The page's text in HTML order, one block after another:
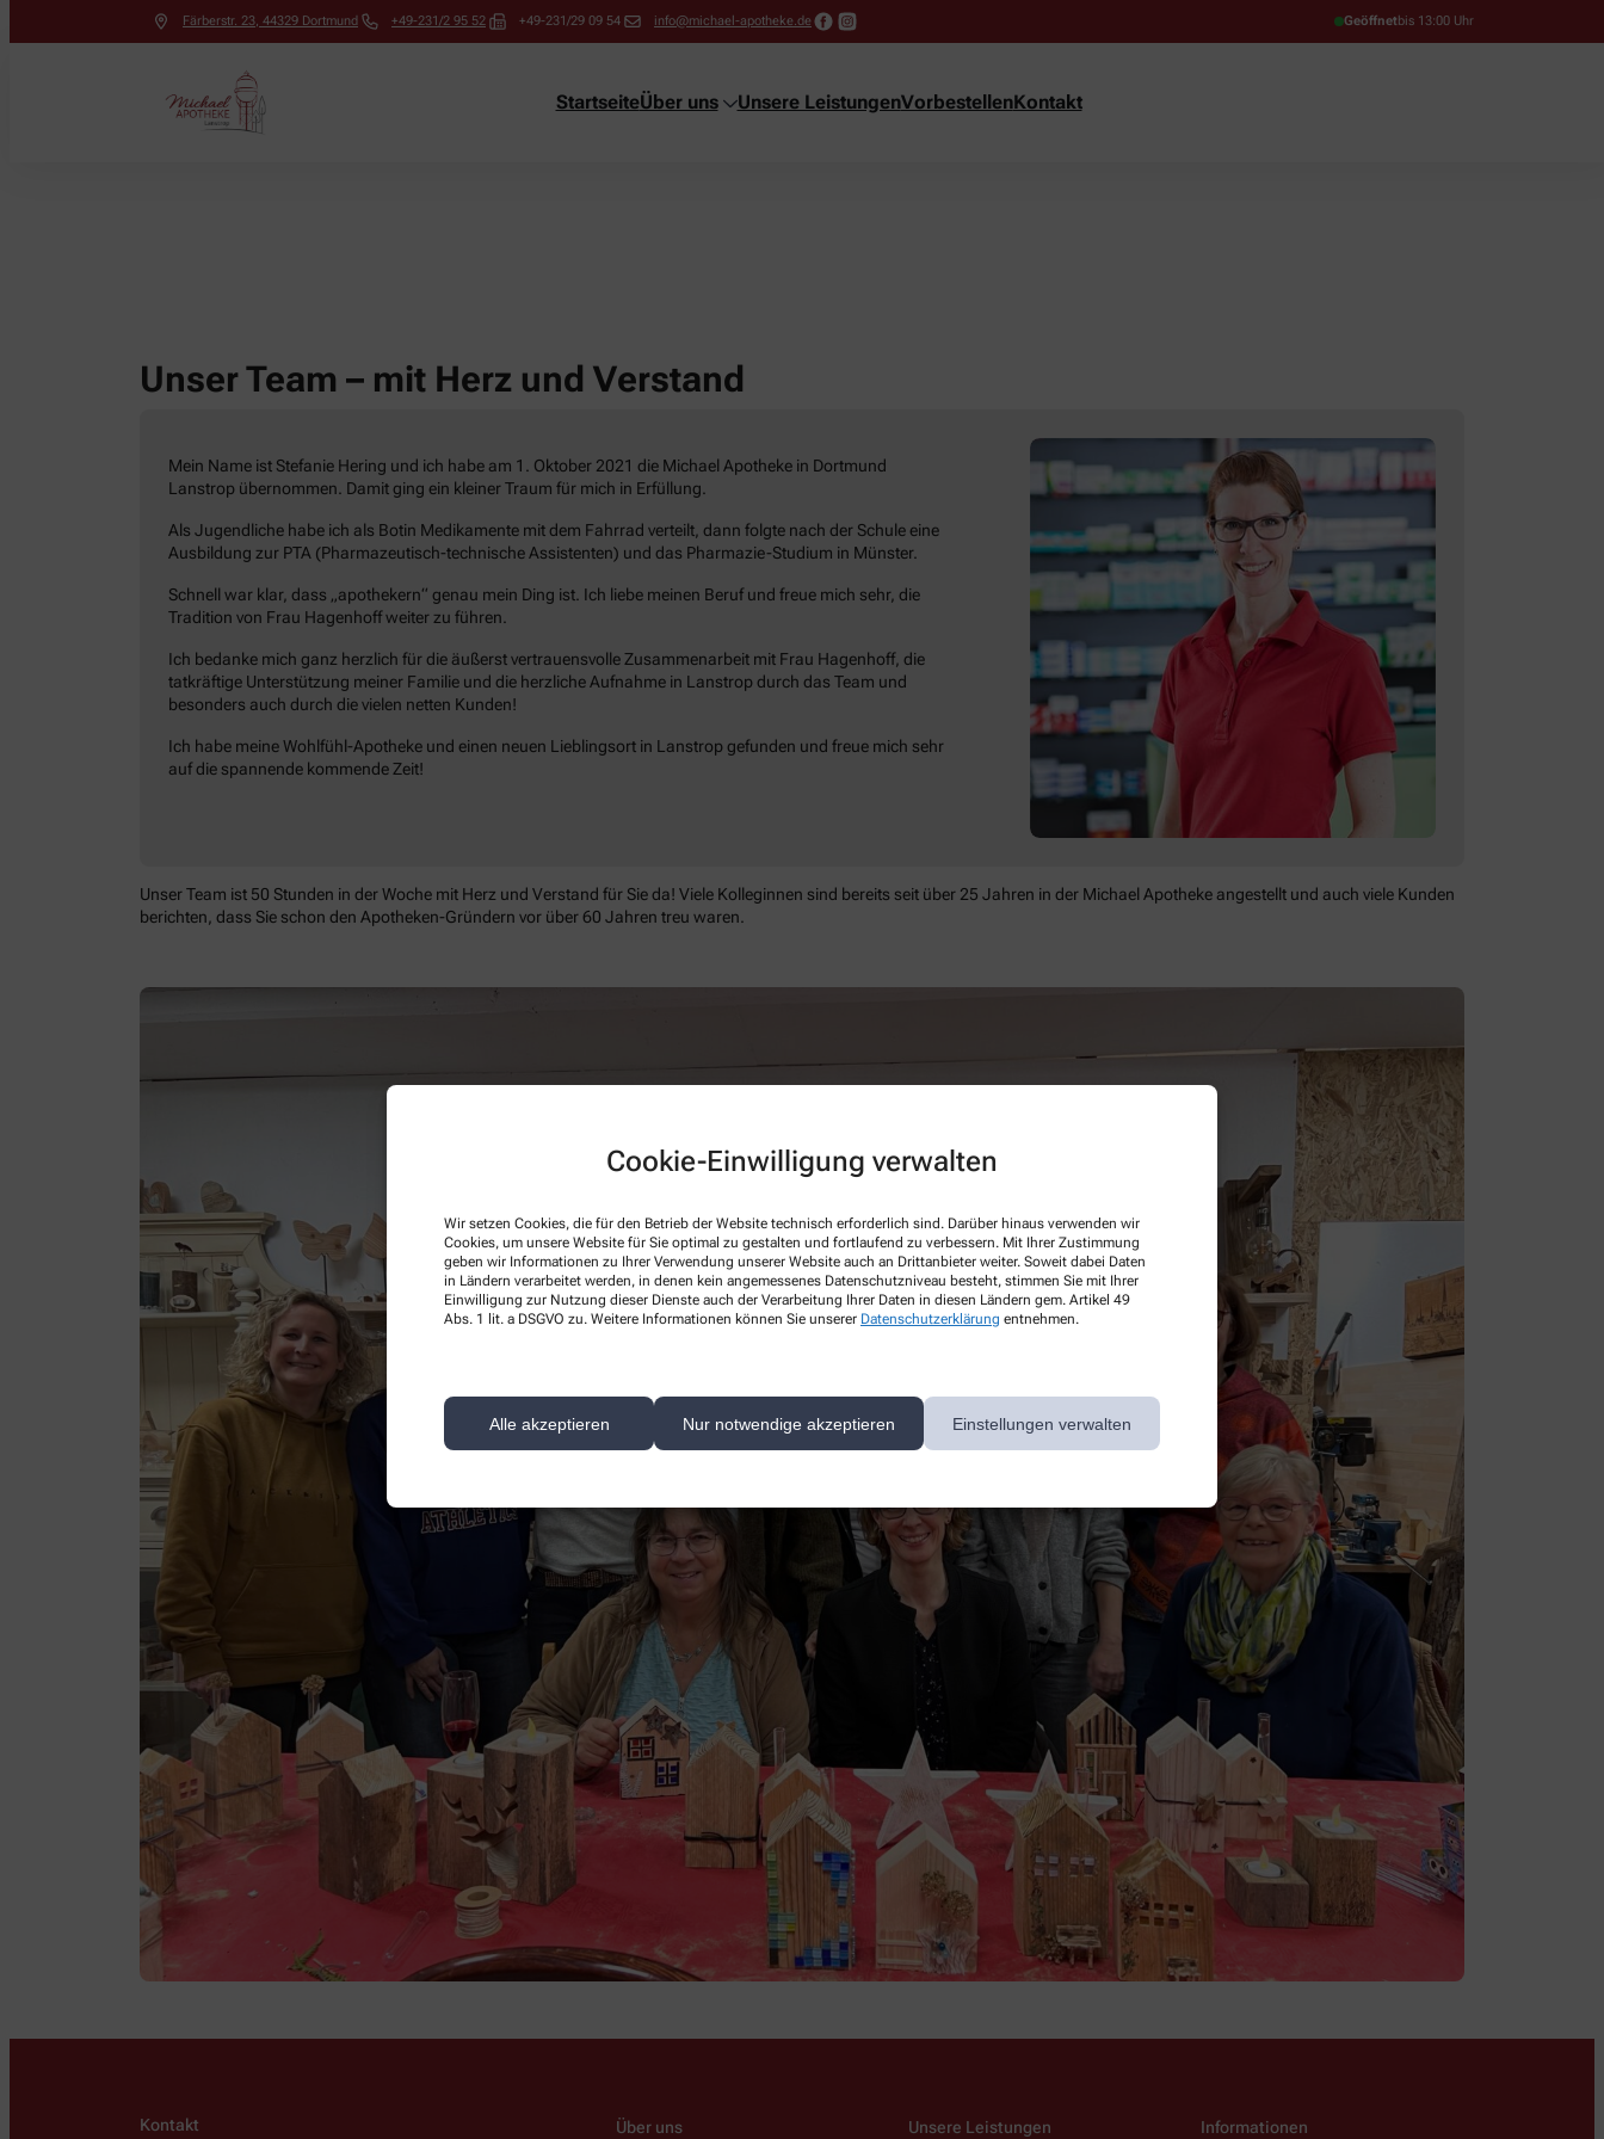
Cookie-Einwilligung verwalten
Wir setzen Cookies, die für den Betrieb der Website technisch erforderlich sind. Darüber hinaus verwenden wir
Cookies, um unsere Website für Sie optimal zu gestalten und fortlaufend zu verbessern. Mit Ihrer Zustimmung
geben wir Informationen zu Ihrer Verwendung unserer Website auch an Drittanbieter weiter. Soweit dabei Daten
in Ländern verarbeitet werden, in denen kein angemessenes Datenschutzniveau besteht, stimmen Sie mit Ihrer
Einwilligung zur Nutzung dieser Dienste auch der Verarbeitung Ihrer Daten in diesen Ländern gem. Artikel 49
Abs. 1 lit. a DSGVO zu. Weitere Informationen können Sie unserer Datenschutzerklärung entnehmen.
Alle akzeptieren Nur notwendige akzeptieren Einstellungen verwalten
Färberstr. 23, 44329 Dortmund +49-231/2 95 52 +49-231/29 09 54 info@michael-apotheke.de Geöffnetbis 13:00 Uhr
StartseiteÜber uns Unsere LeistungenVorbestellenKontakt
Unser Team – mit Herz und Verstand
Mein Name ist Stefanie Hering und ich habe am 1. Oktober 2021 die Michael Apotheke in Dortmund
Lanstrop übernommen. Damit ging ein kleiner Traum für mich in Erfüllung.
Als Jugendliche habe ich als Botin Medikamente mit dem Fahrrad verteilt, dann folgte nach der Schule eine
Ausbildung zur PTA (Pharmazeutisch-technische Assistenten) und das Pharmazie-Studium in Münster.
Schnell war klar, dass „apothekern“ genau mein Ding ist. Ich liebe meinen Beruf und freue mich sehr, die
Tradition von Frau Hagenhoff weiter zu führen.
Ich bedanke mich ganz herzlich für die äußerst vertrauensvolle Zusammenarbeit mit Frau Hagenhoff, die
tatkräftige Unterstützung meiner Familie und die herzliche Aufnahme in Lanstrop durch das Team und
besonders auch durch die vielen netten Kunden!
Ich habe meine Wohlfühl-Apotheke und einen neuen Lieblingsort in Lanstrop gefunden und freue mich sehr
auf die spannende kommende Zeit!
Unser Team ist 50 Stunden in der Woche mit Herz und Verstand für Sie da! Viele Kolleginnen sind bereits seit über 25 Jahren in der Michael Apotheke angestellt und auch viele Kunden
berichten, dass Sie schon den Apotheken-Gründern vor über 60 Jahren treu waren.
Kontakt Über uns Unsere Leistungen Informationen